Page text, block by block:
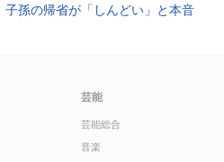
子孫の帰省が「しんどい」と本音
芸能
芸能総合
音楽